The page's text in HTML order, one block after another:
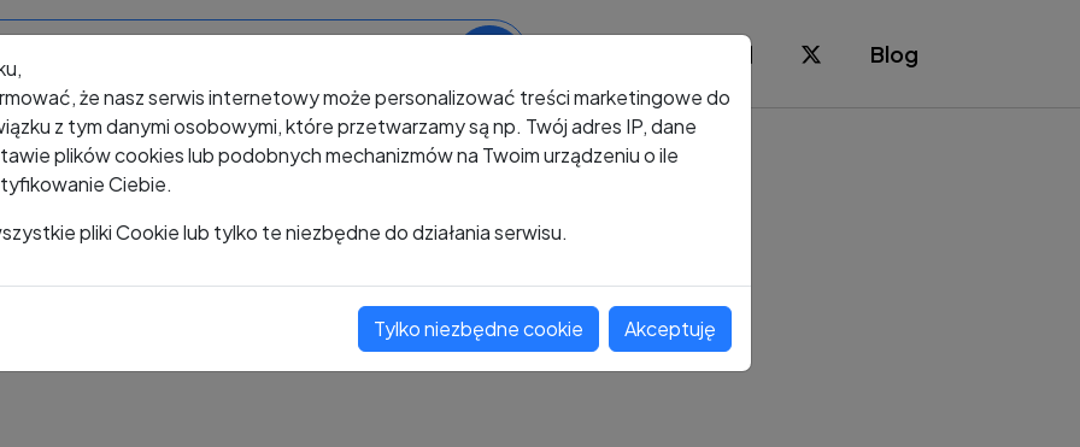
Blog
+48 600 002 177
Oceń ten numer
że nasz serwis internetowy może personalizować treści marketingowe do
z tym danymi osobowymi, które przetwarzamy są np. Twój adres IP, dane
plików cookies lub podobnych mechanizmów na Twoim urządzeniu o ile
Ciebie.
pliki Cookie lub tylko te niezbędne do działania serwisu.
Tylko niezbędne cookie Akceptuję